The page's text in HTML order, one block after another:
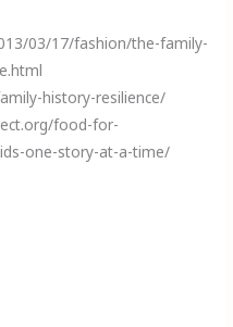
03/17/fashion/the-family-
history-resilience/
food-for-
one-story-at-a-time/